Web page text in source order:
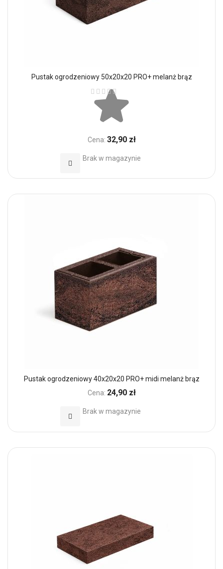
Pustak ogrodzeniowy 50x20x20 PRO+ melanż brąz
Ocena:
Cena: 32,90 zł
Brak w magazynie
Dodaj do Ulubionych
Pustak ogrodzeniowy 40x20x20 PRO+ midi melanż brąz
Cena: 24,90 zł
Brak w magazynie
Dodaj do Ulubionych